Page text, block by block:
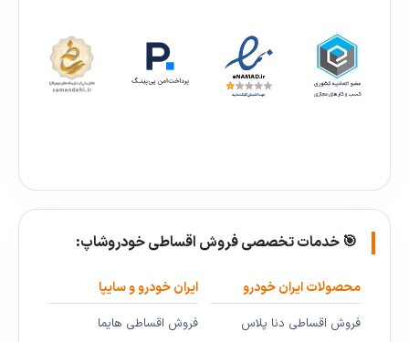
🎯 خدمات تخصصی فروش اقساطی خودروشاپ:
محصولات ایران خودرو
فروش اقساطی دنا پلاس
ایران خودرو و سایپا
فروش اقساطی هایما